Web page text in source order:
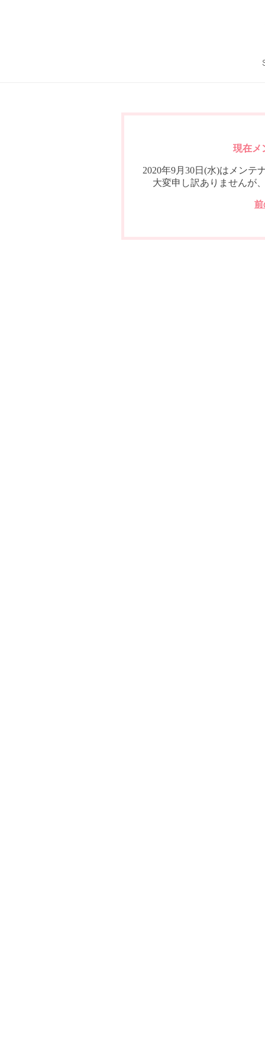
現在メ
2020年9月30日(水)はメンテ
大変申し訳ありませんが
前